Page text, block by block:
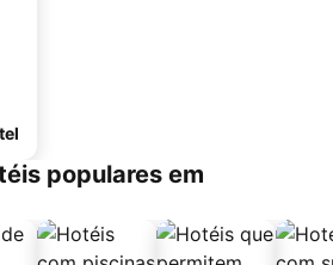
populares em